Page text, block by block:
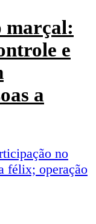
marçal:
e
a